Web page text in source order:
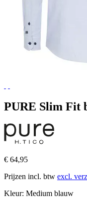
PURE Slim Fit
€ 64,95
Prijzen incl. btw excl.
Kleur: Medium blauw